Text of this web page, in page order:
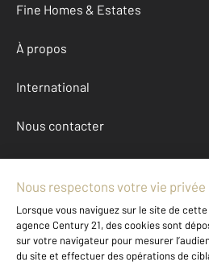
Fine Homes & Estates
À propos
International
Nous contacter
Mentions légales & CGU et
Données
Gestionnaire des